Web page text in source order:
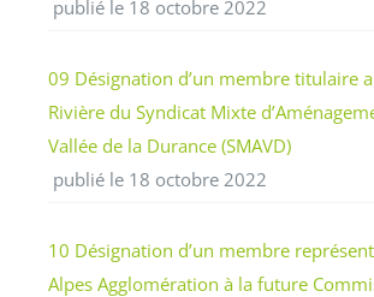
publié le 18 octobre 2022
09 Désignation d’un membre titulaire
Rivière du Syndicat Mixte
Vallée de la Durance (SMAVD)
publié le 18 octobre 2022
10 Désignation d’un membre
Alpes Agglomération à la future